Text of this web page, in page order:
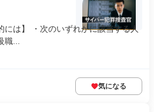
には】 ・次のいずれかに該当する人
...
気になる